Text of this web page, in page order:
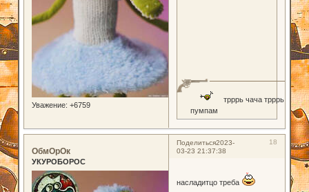
Уважение: +6759
трррь чача трррь
пумпам
Поделиться 18
2023-
03-23 21:37:38
ОбмОрОк
УКУРОБОРОС
насладитцо треба